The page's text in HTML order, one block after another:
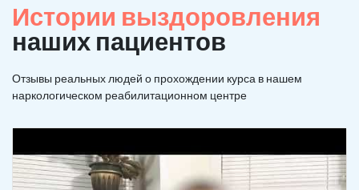
Истории выздоровления
наших пациентов
Отзывы реальных людей о прохождении курса в нашем
наркологическом реабилитационном центре